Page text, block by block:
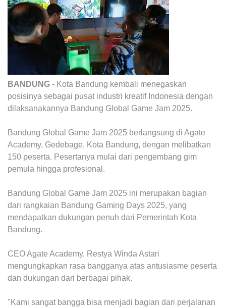
BANDUNG - Kota Bandung kembali menegaskan
posisinya sebagai pusat industri kreatif Indonesia dengan
dilaksanakannya Bandung Global Game Jam 2025.
Bandung Global Game Jam 2025 berlangsung di Agate
Academy, Gedebage, Kota Bandung, dengan melibatkan
150 peserta. Pesertanya mulai dari pengembang gim
pemula hingga profesional.
Bandung Global Game Jam 2025 ini merupakan bagian
dari rangkaian Bandung Gaming Days 2025, yang
mendapatkan dukungan penuh dari Pemerintah Kota
Bandung.
CEO Agate Academy, Restya Winda Astari
mengungkapkan rasa bangganya atas antusiasme peserta
dan dukungan dari berbagai pihak.
"Kami sangat bangga bisa menjadi bagian dari perjalanan